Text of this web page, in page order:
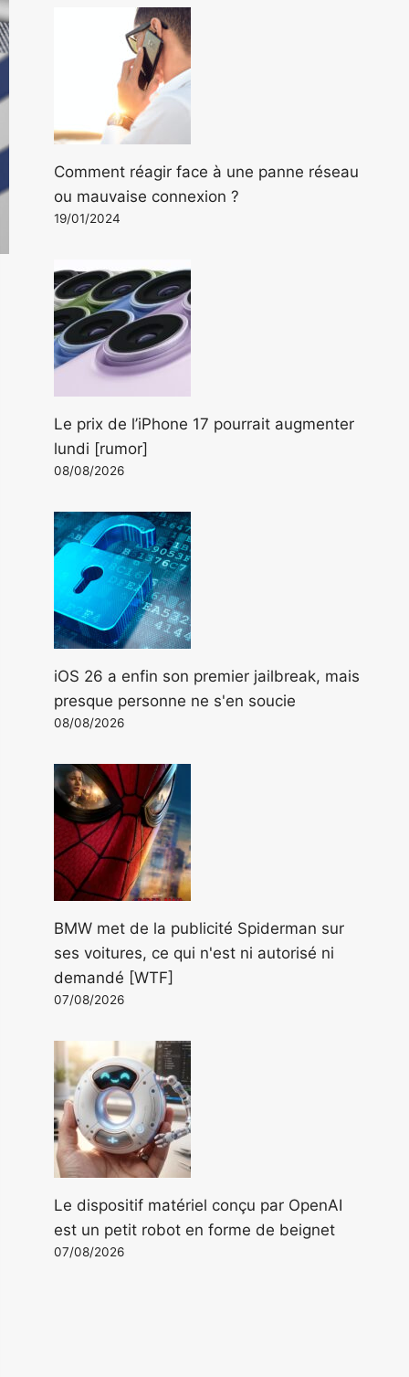
Comment réagir face à une panne réseau
ou mauvaise connexion ?
19/01/2024
Le prix de l’iPhone 17 pourrait augmenter
lundi [rumor]
08/08/2026
iOS 26 a enfin son premier jailbreak, mais
presque personne ne s'en soucie
08/08/2026
BMW met de la publicité Spiderman sur
ses voitures, ce qui n'est ni autorisé ni
demandé [WTF]
07/08/2026
Le dispositif matériel conçu par OpenAI
est un petit robot en forme de beignet
07/08/2026